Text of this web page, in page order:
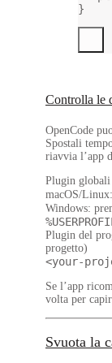
}
Controlla le
OpenCode
Spostali
riavvia l’app
Plugin globali
macOS/Linux:
Windows:
Plugin del
progetto)
<your-
Se l’app
volta per
Svuota la